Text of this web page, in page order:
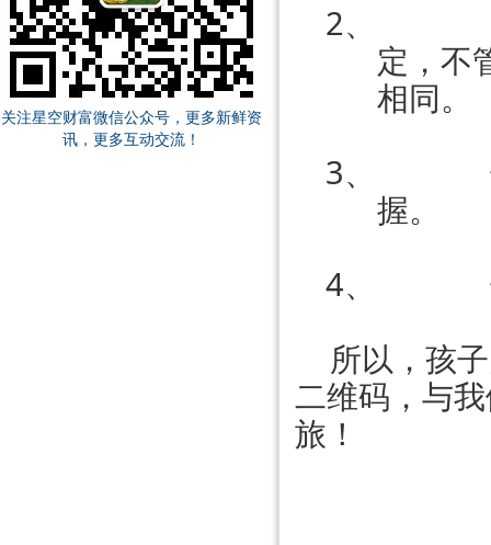
关注星空财富微信公众号，更多新鲜资
讯，更多互动交流！
2、
定，不
相同。
3、
握。
4、
所以，孩
二维码，与
旅！